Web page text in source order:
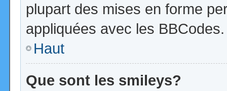
plupart des mises en forme
appliquées avec les BBCodes.
Haut
Que sont les smileys?